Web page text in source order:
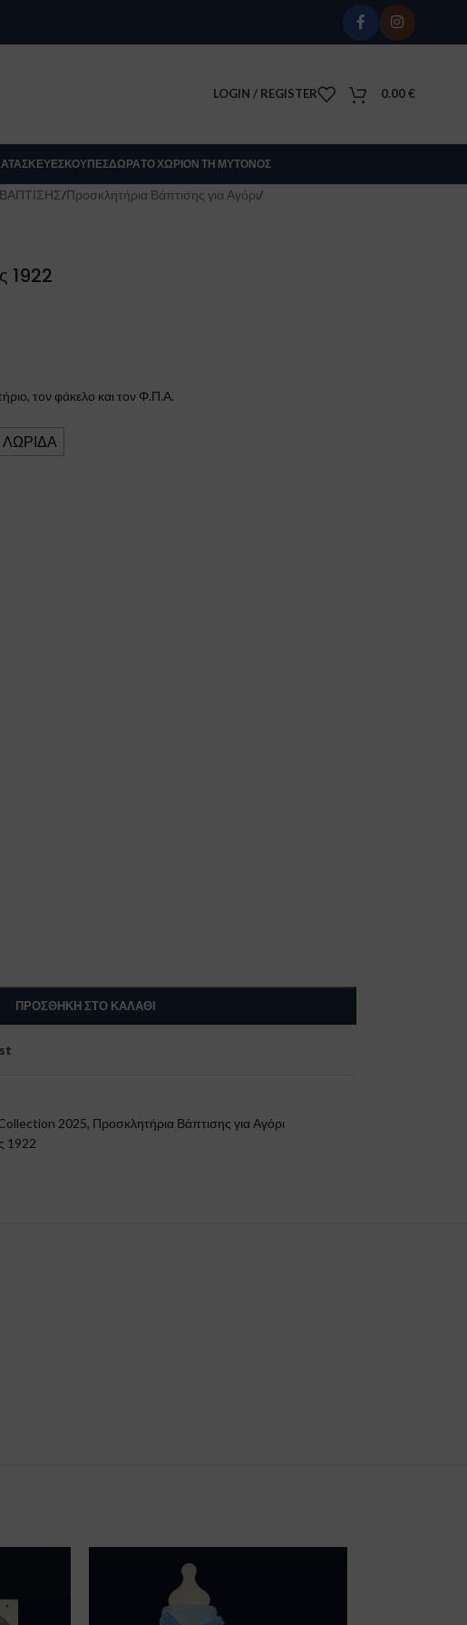
LOGIN / REGISTER 0.00€
ΚΟΎΠΕΣΔΏΡΑΤΟ ΧΩΡΊΟΝ ΤΗ ΜΎΤΟΝΟΣ
/Προσκλητήρια Βάπτισης για Αγόρι/
1922
τον φάκελο και τον Φ.Π.Α.
ΠΡΟΣΘΉΚΗ ΣΤΟ ΚΑΛΆΘΙ
2025, Προσκλητήρια Βάπτισης για Αγόρι
1922